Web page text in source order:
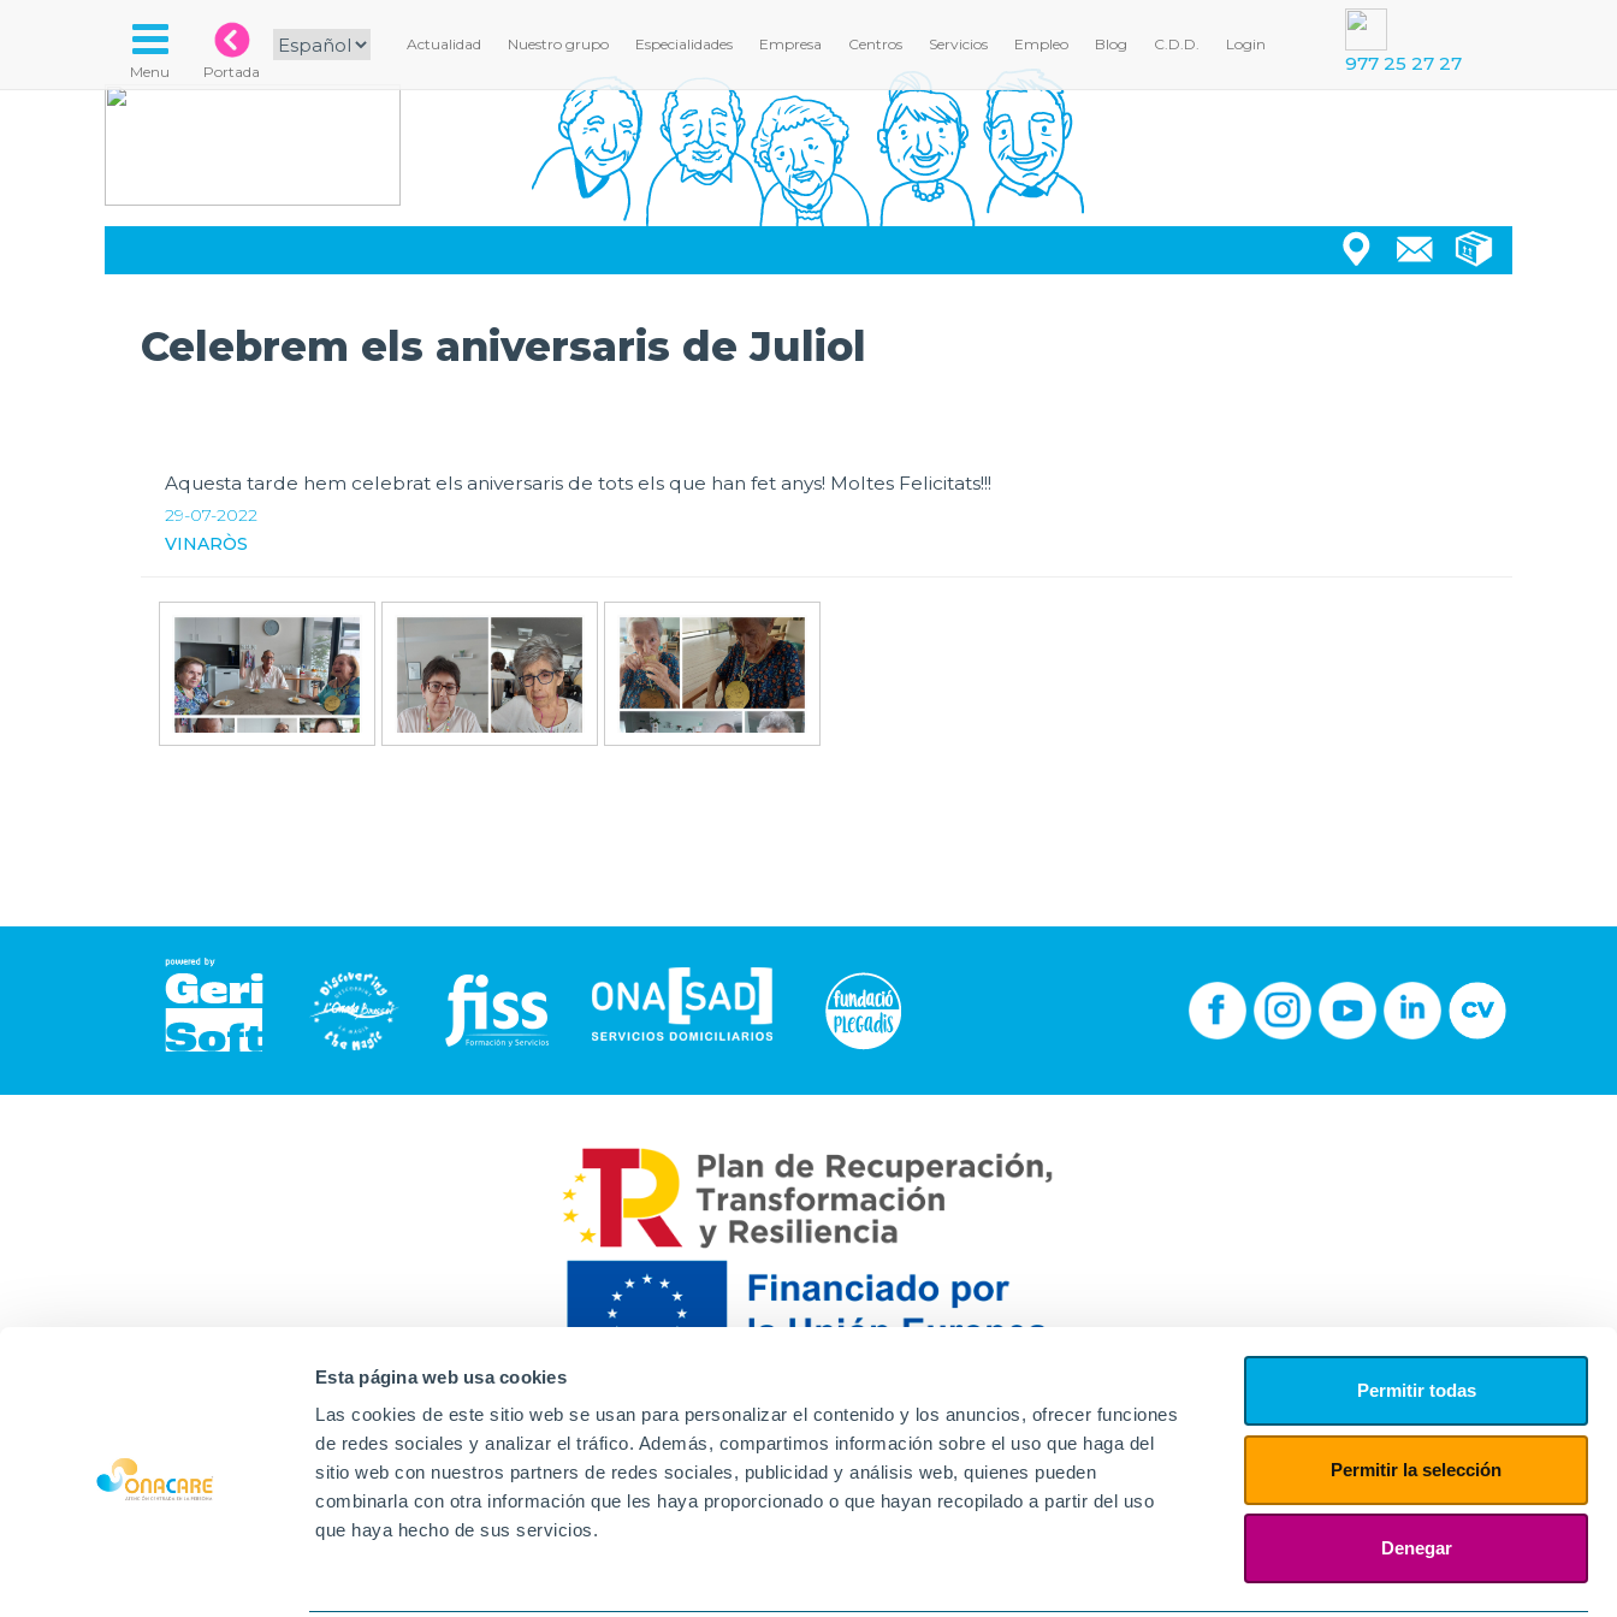
Esta página web usa cookies
Las cookies de este sitio web se usan para personalizar el contenido y los anuncios, ofrecer funciones
de redes sociales y analizar el tráfico. Además, compartimos información sobre el uso que haga del
sitio web con nuestros partners de redes sociales, publicidad y análisis web, quienes pueden
combinarla con otra información que les haya proporcionado o que hayan recopilado a partir del uso
que haya hecho de sus servicios.
Permitir todas
Permitir la selección
Denegar
Actualidad Nuestro grupo Especialidades Empresa Centros Servicios Empleo Blog C.D.D. Login
977 25 27 27
Menu Portada
Celebrem els aniversaris de Juliol
Aquesta tarde hem celebrat els aniversaris de tots els que han fet anys! Moltes Felicitats!!!
29-07-2022
VINARÒS
Contacto Canal de denuncias Envia tu CV
Proveedores
Aviso Legal